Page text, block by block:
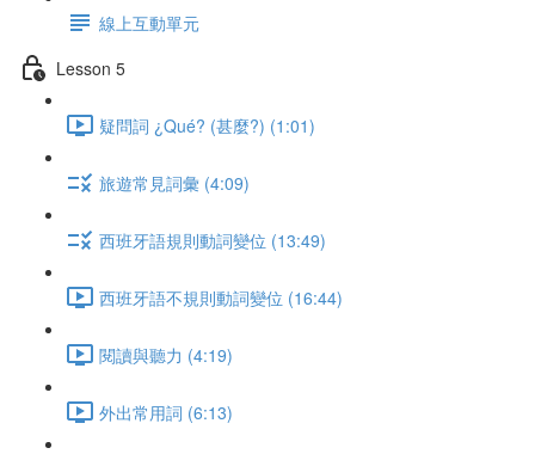
線上互動單元
Lesson 5
疑問詞 ¿Qué? (甚麼?) (1:01)
旅遊常見詞彙 (4:09)
西班牙語規則動詞變位 (13:49)
西班牙語不規則動詞變位 (16:44)
閱讀與聽力 (4:19)
外出常用詞 (6:13)